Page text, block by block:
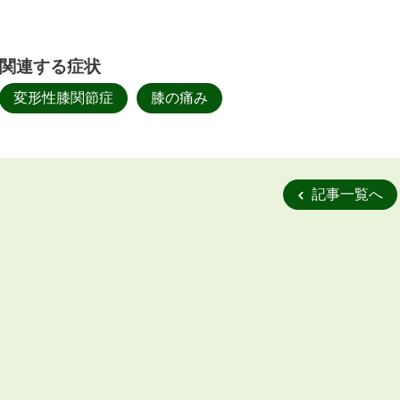
関連する症状
変形性膝関節症 膝の痛み
記事一覧へ